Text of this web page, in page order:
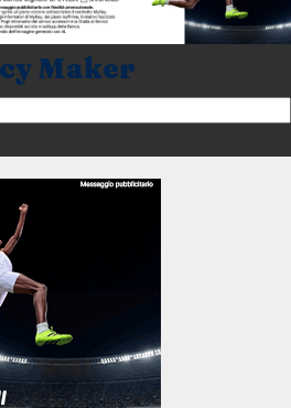
Maker